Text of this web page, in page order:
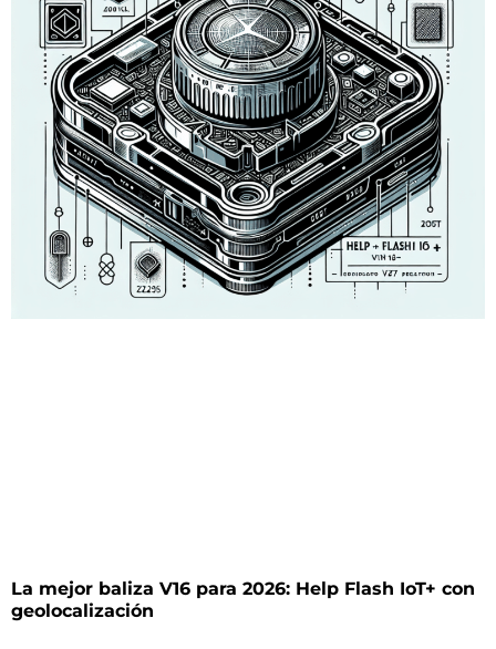
La mejor baliza V16 para 2026: Help Flash IoT+ con
geolocalización